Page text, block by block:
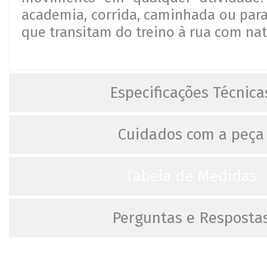
academia, corrida, caminhada ou
que transitam do treino à rua com
Especificações
Cuidados com a peça
Perguntas e